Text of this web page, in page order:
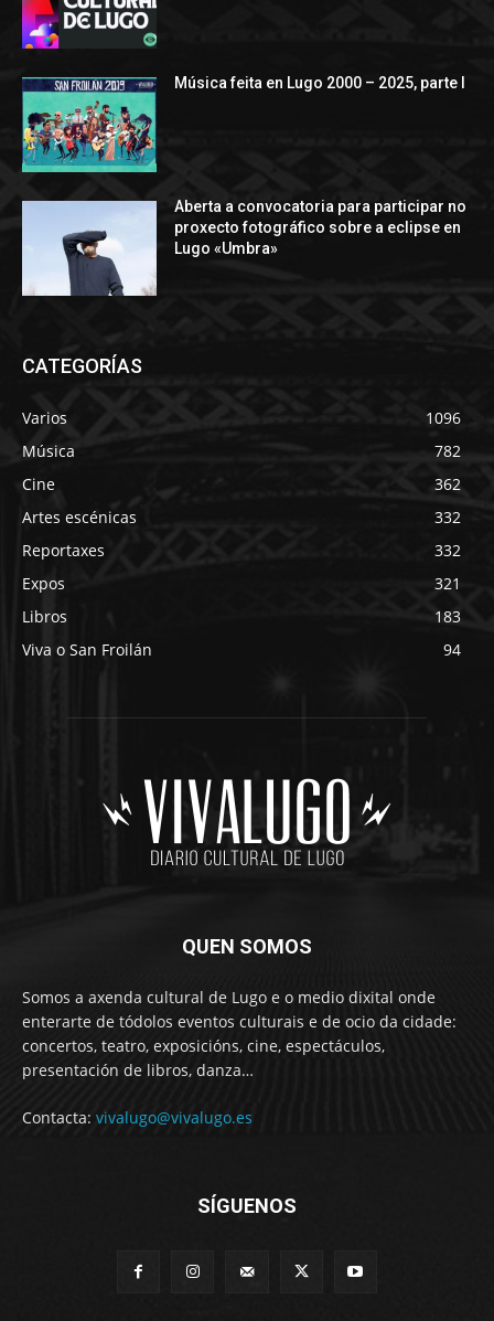
Música feita en Lugo 2000 – 2025, parte I
Aberta a convocatoria para participar no
proxecto fotográfico sobre a eclipse en
Lugo «Umbra»
CATEGORÍAS
Varios
1096
Música
782
Cine
362
Artes escénicas
332
Reportaxes
332
Expos
321
Libros
183
Viva o San Froilán
94
QUEN SOMOS
Somos a axenda cultural de Lugo e o medio dixital onde
enterarte de tódolos eventos culturais e de ocio da cidade:
concertos, teatro, exposicións, cine, espectáculos,
presentación de libros, danza…
Contacta: vivalugo@vivalugo.es
SÍGUENOS